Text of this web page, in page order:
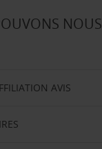
NOUS
AVIS